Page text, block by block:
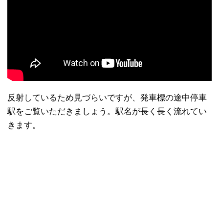
反射しているため見づらいですが、発車標の途中停車
駅をご覧いただきましょう。駅名が長く長く流れてい
きます。